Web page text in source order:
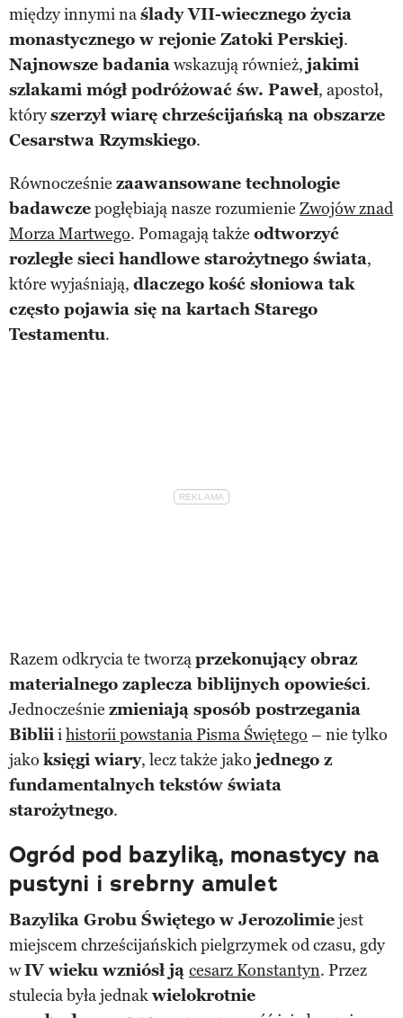
między innymi naślady VII-wiecznego życia
monastycznego w rejonie Zatoki Perskiej.
Najnowsze badaniawskazują również, jakimi
szlakami mógł podróżować św. Paweł, apostoł,
któryszerzył wiarę chrześcijańską na obszarze
Cesarstwa Rzymskiego.
Równocześnie zaawansowane technologie
badawczepogłębiają nasze rozumienie Zwojów znad
Morza Martwego. Pomagają także odtworzyć
rozległe sieci handlowe starożytnego świata,
które wyjaśniają, dlaczego kość słoniowa tak
często pojawia się na kartach Starego
Testamentu.
Razem odkrycia te tworząprzekonujący obraz
materialnego zaplecza biblijnych opowieści.
Jednocześnie zmieniają sposób postrzegania
Bibliiihistorii powstania Pisma Świętego – nie tylko
jako księgi wiary, lecz także jako jednego z
fundamentalnych tekstów świata
starożytnego.
Ogród pod bazyliką, monastycy na
pustyni i srebrny amulet
Bazylika Grobu Świętego w Jerozolimiejest
miejscem chrześcijańskich pielgrzymek od czasu, gdy
wIV wieku wzniósł ją cesarz Konstantyn. Przez
stulecia była jednakwielokrotnie